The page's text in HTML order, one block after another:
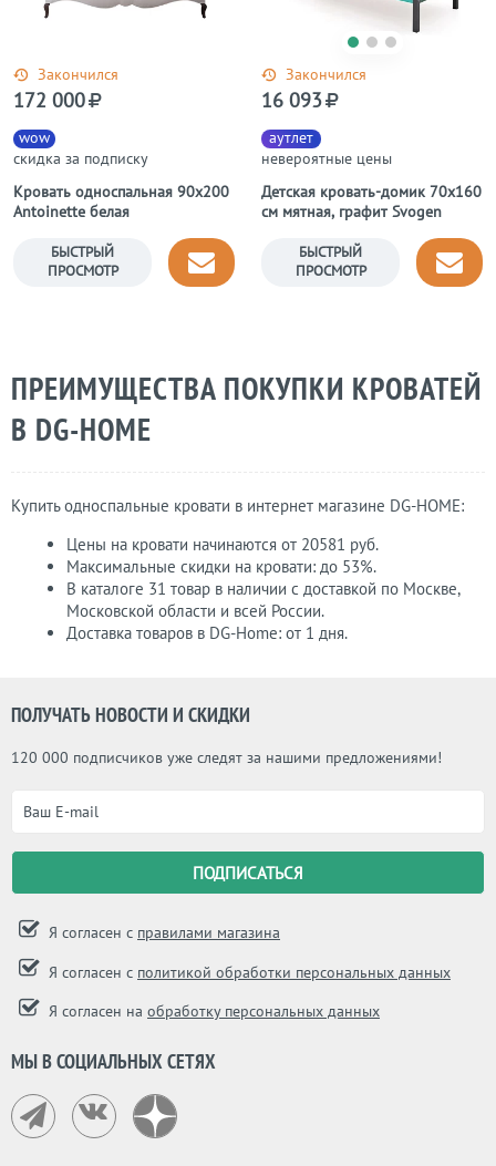
Закончился
Кровать односпальная 90х200
Antoinette белая
wow
скидка за подписку
172 000
БЫСТРЫЙ
ПРОСМОТР
Закончился
Детская кровать-домик 70х160
см мятная, графит Svogen
аутлет
невероятные цены
16 093
БЫСТРЫЙ
ПРОСМОТР
ПРЕИМУЩЕСТВА ПОКУПКИ КРОВАТЕЙ
В DG-НОМЕ
Купить односпальные кровати в интернет магазине DG-НОМЕ:
Цены на кровати начинаются от 20581 руб.
Максимальные скидки на кровати: до 53%.
В каталоге 31 товар в наличии с доставкой по Москве,
Московской области и всей России.
Доставка товаров в DG-Home: от 1 дня.
ПОЛУЧАТЬ НОВОСТИ И СКИДКИ
120 000 подписчиков уже следят за нашими предложениями!
Я согласен с правилами магазина
Я согласен с политикой обработки персональных данных
Я согласен на обработку персональных данных
МЫ В СОЦИАЛЬНЫХ СЕТЯХ